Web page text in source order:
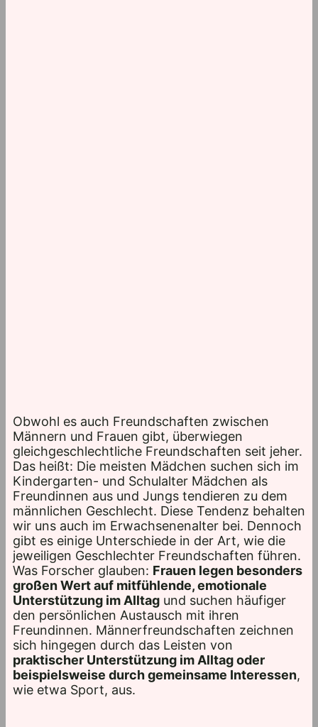
Obwohl es auch Freundschaften zwischen
Männern und Frauen gibt, überwiegen
gleichgeschlechtliche Freundschaften seit jeher.
Das heißt: Die meisten Mädchen suchen sich im
Kindergarten- und Schulalter Mädchen als
Freundinnen aus und Jungs tendieren zu dem
männlichen Geschlecht. Diese Tendenz behalten
wir uns auch im Erwachsenenalter bei. Dennoch
gibt es einige Unterschiede in der Art, wie die
jeweiligen Geschlechter Freundschaften führen.
Was Forscher glauben: Frauen legen besonders
großen Wert auf mitfühlende, emotionale
Unterstützung im Alltag und suchen häufiger
den persönlichen Austausch mit ihren
Freundinnen. Männerfreundschaften zeichnen
sich hingegen durch das Leisten von
praktischer Unterstützung im Alltag oder
beispielsweise durch gemeinsame Interessen,
wie etwa Sport, aus.